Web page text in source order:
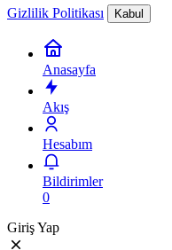
Gizlilik Politikası Kabul
Anasayfa
Akış
Hesabım
Bildirimler
0
Giriş Yap